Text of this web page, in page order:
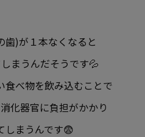
)が１本なくなると
まうんだそうです💦
食べ物を飲み込むことで
化器官に負担がかかり
しまうんです😨